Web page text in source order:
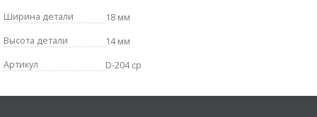
Ширина детали
18 мм
Высота детали
14 мм
Артикул
D-204 cp